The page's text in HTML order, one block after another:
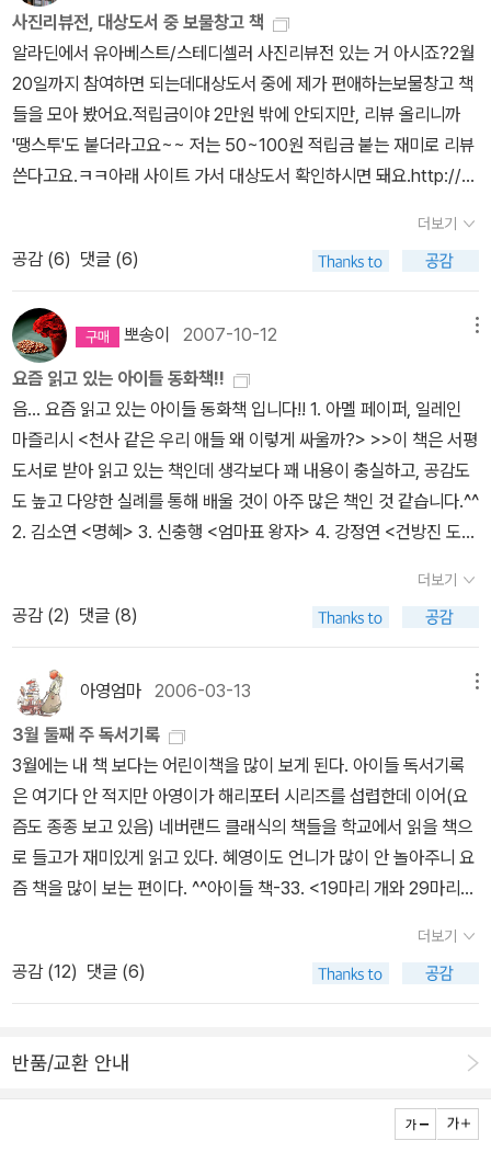
어트 레시피를 찾아보기 위해 일반적인 사진으로 채운 인테리어 책
이 아닌 그림으로 그린 인테리어 책이라 관심이 갔어요. 직접 여행할
수 없으니 책으로 만족하기. 굿즈 때문에 선택한책 핸드드립을 하다
보니 관심이 생겨 구입한책. 예상보다 귀여운 단편 만화들 아직 2
권까지만 읽고, 3권은 만화 카페에서..^^ 바스티앙 비베스의 그래픽
노블이라 궁금해서 우선 1권만 구입해서 읽었어요. 재미있어서 다음
어보여서 나를 사로잡은 만화 귀여운 반려동물들 스케치에
대해 알려주는 책인줄 알았는데.... 제목을 제가 잘못 이해했음. 중고
로 구입. 옷장에 입을 옷이 없다는 래퍼토리가 좀 지겨워서..^^ 엽서
반값 할인해서 구입했어요.^^ 13층 나무 시리즈 오디오북이예요.
읽지 않은 영어책들도 많은데 또 구입했네요. ^^;;그래도 올해 읽은
영어책보다 구입한 영어책이 아주 많이 적었으니 위로를~~~ 화장
실에서 심심할때 풀려고 구입했습니다. ㅎㅎ 어둠의 도시 시리즈 재
미있게 읽었는데, 절판된 상태라 중고로 구입했어요. 관심 그래픽노
블 =====================================
======================================
이를 읽으며 힐링~ 읽고 정리한 요리책들 기타
없어서 아쉬웠는데, 마일로님의 귀여운(?) 강아지 이야기 넘 넘 궁금
했어요. 진격의 거인에서 서브 주인공인 '리바이던'의 외전 아
무래도 도서관에서는 만화책을 구입하지 않으니깐, 자꾸 만화책쪽으
로 구입하게 되네요.^^;;'허니와 클로버'를 너무 재미있게 읽어서, 다
음 작품인 '3월의 라이온'은 믿고 구입하고, 아직 완결은 안되었지만,
나머지는 만화카페에서 읽기로 하고 정리했어요. ㅎㅎ 인간에 의
해 화성에서 진화하게 된 '바퀴벌레'라는 소재가 재미있어서 10권까
아요. 그래서 10권까지 읽어도 크게 아쉽지 않지만, 나머지 뒷편은 만
화 카페에서 읽어야할것 같습니다.^^ 만화카페에서 읽다가 재
미있어서 구입해서 읽고, 아직 완결이 되지 않았지만 정리했어요.
^ 독특한 그림을 그리는 '모로호시 다이지로'의 요괴헌터 완결
않지만, 심오한 주제를 다룬 DC와 마블의 히어로 들과는 또 다른 히
스웨덴 한림원 금메달, 독일아동청소년문학상 등을 받았다. 우리 애
들 어릴 때 <말괄량이 삐삐>가 텔레비전에서 방영돼 빼놓지 않고 즐
겨봤었다.그후 아이들이 글을 읽을만큼 자라서 삐삐의 책을 보고 또
봐서 아주 많이 해진 책이 됐다.나는 삐삐보다 아니카가 더 사랑스러
웠지만....^^아스트리드 린드그렌 사망소식을 전하는 알라딘 북캘린
더를 보면서 바로 유은실 작가의 <나의 린드그렌 선생님께>라는 작
품이 생각났다.유은실 작가는 주인공 비읍이를 통해 린드그렌 선생님
께 사랑을 전한다. 아스트리드 린드그렌은 스웨던에 사는 작가다. 엄
생님 얼굴에는 깊은 주름이 박혀 있는데, 그건 아주 당연한 일이다. 올
해 아흔다섯 살이 된 할머니이기 때문이다. 나는 린드그렌 선생님 책
을 일곱 권 가지고 있다. 모두 열 번 넘게 읽었고. 요즘도 잠자기 전에
조금씩 읽는다. 머릿속에는 린드그렌 선생님의 이야기를 늘 넣고 다
닌다. 린드그렌 선생님이 없는 내 생활은 상상할 수도 없다. (9쪽) 나
는 스웨덴에 가서 린드그렌 선생님을 만나는 장면을 상상하기 시작했
다.먼저 린드그렌 선생님을 꼭 껴안는다. 선생님 품은 따뜻하고 옷을
부드럽다. 나는 선생님의 손을 잡는다. 백 살이 넘은 선생님은 손에 주
테 말한다. '선생님이 이 세상에 계셔서 정말 기뻐요. 저는 선생님을
열번째 생일 다음 날 처음 만났어요. 선생님을 만나지 못했다면 저는
아주 재미없고 쓸쓸한 어린 시절을 보냈을 거예요. 저는 선생님께 편
지를 쓰려고 스웨덴 말을 배웠어요. 선생님은 백 권이 넘는 어린이 책
을 쓰셨다는데 한국말로 된 책은 많지 않아요. 저는 앞으로 스웨덴 말
을 더 열심히 공부해서 '옮긴이'가 될 거예요. 선생님 책을 하나도 빼
지 않고 몽땅 한국말로 옮기는 게 제 꿈이에요. 그렇게 재미있는 책을
스웨덴 애들만 읽으면 되겠어요?' 린드그렌 선생님은 내 손을 꼭 잡아
주신다. '내 책을 모두 한국말로 옮겨 준다니 기쁘구나.'린드그렌 선생
님이 활짝 웃는다. '선생님, 제가 삐삐 이름 외워 볼까요? 삐삐로타 델
리카테사 윈도셰이드 멕크렐민트 에프레임즈 도우터 롱스타킹.' '어
쩜, 한 자도 안 틀리는구나.'린드그렌 선생님이 내 머리를 쓰다듬어 주
지으셨죠? 자그마치 서른한 자예요,.' '어떻게 알아니? 너는 정말 삐
는 예의가 부족한가 봐요.' '아니야, 너는 예의가 넉넉한데 뭘. 솔직하
게 말하고 내 예기도 잘 들어주고 있잖아. 앞으로는 예의가 더 많아질
게 분명해. 린드그렌 책은 사람에 대한 진정한 예의가 뭔지 가르쳐 주
사진리뷰전, 대상도서 중 보물창고 책
알라딘에서 유아베스트/스테디셀러 사진리뷰전 있는 거 아시죠?2월
20일까지 참여하면 되는데대상도서 중에 제가 편애하는보물창고 책
들을 모아 봤어요.적립금이야 2만원 밖에 안되지만, 리뷰 올리니까
'땡스투'도 붙더라고요~~ 저는 50~100원 적립금 붙는 재미로 리뷰
쓴다고요.ㅋㅋ아래 사이트 가서 대상도서 확인하시면 돼요.http://al
볼래?4. 허둥지둥 바쁜 하루가 좋아5. 큰개 작은개 6. 진짜 주인은 누
구일까7. 수수께끼 동시그림책 8. 노란 코끼리9. 북적북적 우리 동네
가 좋아 10. 오소리가 우울하대요11. 편식대장 냠냠이 12. 와글와글
낱말이 좋아13. 봄 여름 가을 겨울의 춤 14. 주인공이 되고 싶어15.
할머니와 고양이 16. 우리 선생님은 괴물17. 내가 먼저야 18. 벌거숭
이 아기 하나19. 개들도 하늘나라에 가요 20. 친구를 모두 잃어버리
는 방법21. 뛰뛰빵빵 22. 부릉부릉 자동차가 좋아23. 난 내가 좋아 2
4. 자그만 조그만 거미25. 우리집은 시끌시끌해 26. 놀이터의 왕27.
누가 내 음매를 훔쳐갔어 28. 엄마 펭귄의 여행29. 감자 하나 감자 둘
30. 강아지들도 열심히 일해요31. 세상에서 가장 소중한 곳 32. 모두
5. 비밀의 방 36. 말하는 인형 미라벨37. 개는 왜 사람과 함께 살게
다 40. 크레파스가 소곤소곤41. 자꾸자꾸 모양이 달라지네 42. 도서
관에서 처음 책을 빌렸어요43. 작가는 어떻게 책을 쓸까 44. 초코 엄
마 좀 찾아주세요45. 애완동물을 갖고 싶어 46. 큰 바위 얼굴47. 끈
기짱 트랑퀼라48.49.50.---더 많이 있겠지만 오늘은 여기까지~~
이 중에서 내가 읽은 책은 28권, 리뷰를 쓴 책은 24권(파란색),굵은
검정색은 읽고 아직 리뷰를 안 쓴 책위 목록 중에서 내가 못 읽은 책
더보기
공감 (6) 댓글 (6)
뽀송이 2007-10-12
요즘 읽고 있는 아이들 동화책!!
음... 요즘 읽고 있는 아이들 동화책 입니다!! 1. 아멜 페이퍼, 일레인
마즐리시 <천사 같은 우리 애들 왜 이렇게 싸울까?> >>이 책은 서평
도서로 받아 읽고 있는 책인데 생각보다 꽤 내용이 충실하고, 공감도
도 높고 다양한 실례를 통해 배울 것이 아주 많은 책인 것 같습니다.^^
2. 김소연 <명혜> 3. 신충행 <엄마표 왕자> 4. 강정연 <건방진 도도
설탕 두 조각> 7. 이연 <오후 3시 베이커리> 8. 이현숙 <우리 선생
님은 샤프 도둑> 9. 바르브로 린드그렌 <애완동물을 갖고 싶어> 최
근도서와 그 동안 읽고 싶었던 도서들로 골라봤어요.^^ 어렵고, 두꺼
운 책은 잠시 접어두고 아이들 이야기 속으로 빠질래요.^^;;
더보기
공감 (2) 댓글 (8)
아영엄마 2006-03-13
3월 둘째 주 독서기록
3월에는 내 책 보다는 어린이책을 많이 보게 된다. 아이들 독서기록
은 여기다 안 적지만 아영이가 해리포터 시리즈를 섭렵한데 이어(요
즘도 종종 보고 있음) 네버랜드 클래식의 책들을 학교에서 읽을 책으
로 들고가 재미있게 읽고 있다. 혜영이도 언니가 많이 안 놀아주니 요
즘 책을 많이 보는 편이다. ^^아이들 책-33. <19마리 개와 29마리
오는 책을 볼 때면 늘 마음이 아프다. 누군가에게 사랑받다가 주인에
게 버림받은 애완동물들, 그들도 마음에 큰 상처를 입는다고 한다. 실
제로 버림받은 동물들을 데려다 키우는 김형숙 아주머니가 동물들을
때 위로가 되는 것은 역시 동물들... 앉아 있는 뒷모습이나 누워 있는
뒷모습에 그 고단함이 묻어나는 것 같아 안타까운 마음이 인다..아이
들 책-34. <퀴즈 천자문 2 / 박현창 (지은이), 신영미(그림)> 오프라
더보기
공감 (12) 댓글 (6)
반품/교환 안내